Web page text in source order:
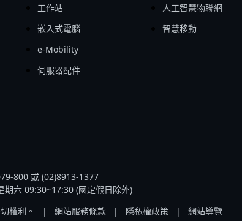
工作站
嵌入式電腦
e-Mobility
伺服器配件
人工智慧物聯網
智慧移動
800 或 (02)8913-1377
六 09:30~17:30 (國定假日除外)
權利。
| 網站服務條款 | 隱私權政策 | 網站導覽